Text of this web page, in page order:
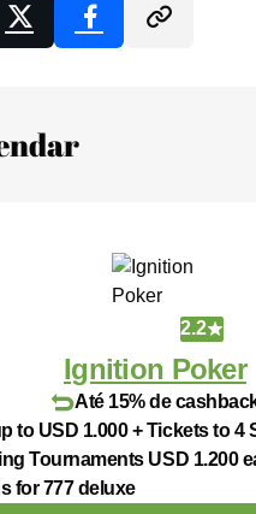
2.2
Ignition Poker
Até 15% de
to USD 1.000 + Tickets to 4
Tournaments USD 1.200
for 777 deluxe